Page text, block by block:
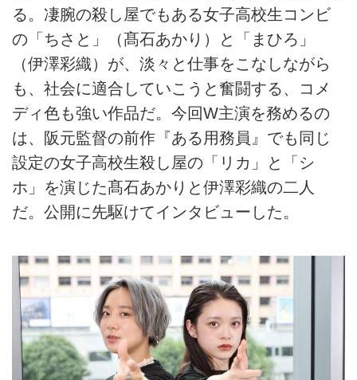
る。凄腕の殺し屋でもある女子高校生コンビ
の「ちさと」（髙石あかり）と「まひろ」
（伊澤彩織）が、淡々と仕事をこなしながら
も、社会に適合していこうと奮闘する、コメ
ディ色も強い作品だ。今回W主演を務めるの
は、阪元監督の前作『ある用務員』でも同じ
設定の女子高校生殺し屋の「リカ」と「シ
ホ」を演じた髙石あかりと伊澤彩織の二人
だ。公開に先駆けてインタビューした。